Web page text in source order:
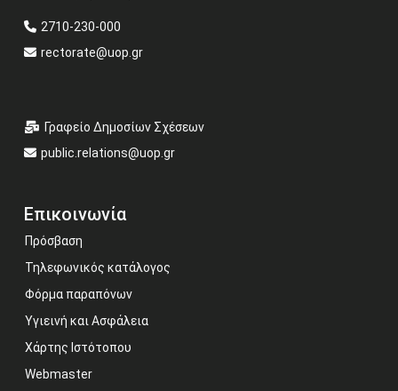
2710-230-000
rectorate@uop.gr
Γραφείο Δημοσίων Σχέσεων
public.relations@uop.gr
Επικοινωνία
Πρόσβαση
Τηλεφωνικός κατάλογος
Φόρμα παραπόνων
Υγιεινή και Ασφάλεια
Χάρτης Ιστότοπου
Webmaster